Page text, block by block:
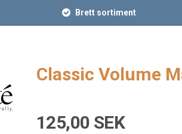
Brett sortiment
Classic Volume
125,00 SEK